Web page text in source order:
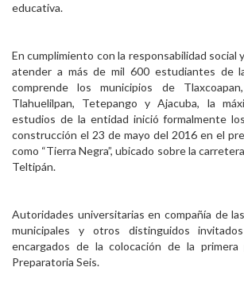
educativa.
En cumplimiento con la responsabilidad social
atender a más de mil 600 estudiantes de
comprende los municipios de
Tlahuelilpan, Tetepango y Ajacuba, la
estudios de la entidad inició formalmente
construcción el 23 de mayo del 2016 en el
como “Tierra Negra”, ubicado sobre la
Teltipán.
Autoridades universitarias en compañía de
municipales y otros distinguidos
encargados de la colocación de la
Preparatoria Seis.